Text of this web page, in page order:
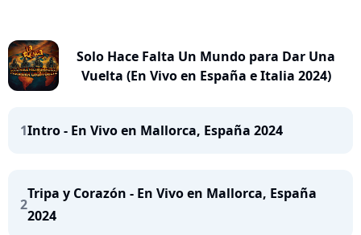
Solo Hace Falta Un Mundo para Dar Una
Vuelta (En Vivo en España e Italia 2024)
1Intro - En Vivo en Mallorca, España 2024
2
Tripa y Corazón - En Vivo en Mallorca, España
2024